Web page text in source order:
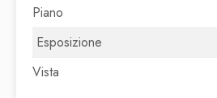
Piano
Esposizione
Vista